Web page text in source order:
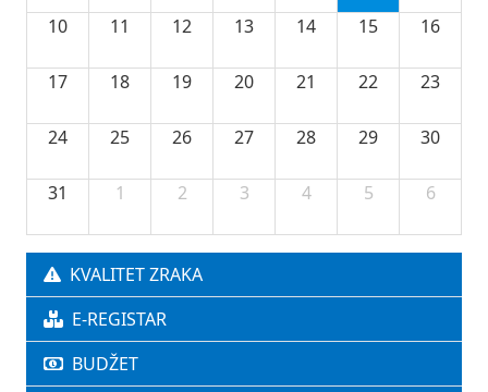
10 11 12 13 14 15 16
17 18 19 20 21 22 23
24 25 26 27 28 29 30
31 1 2 3 4 5 6
KVALITET ZRAKA
E-REGISTAR
BUDŽET